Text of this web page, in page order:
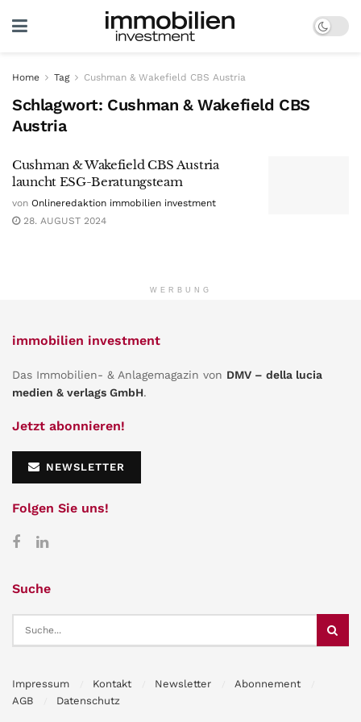
Home Tag Cushman & Wakefield CBS Austria
Schlagwort: Cushman & Wakefield CBS
Austria
Cushman & Wakefield CBS Austria
launcht ESG-Beratungsteam
von Onlineredaktion immobilien investment
28. AUGUST 2024
WERBUNG
immobilien investment
Das Immobilien- & Anlagemagazin von DMV – della lucia
medien & verlags GmbH.
Jetzt abonnieren!
NEWSLETTER
Folgen Sie uns!
Suche
Impressum Kontakt Newsletter
Abonnement
AGB
Datenschutz